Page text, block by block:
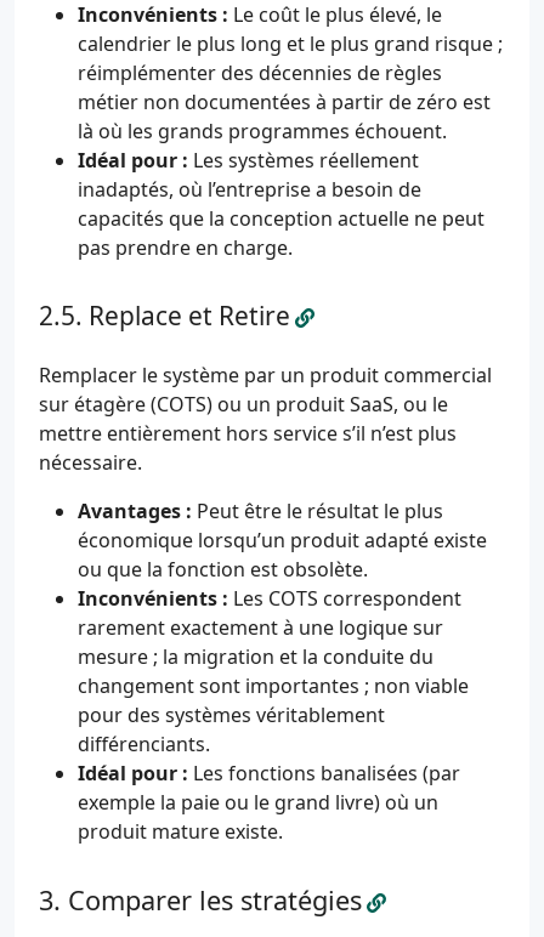
Inconvénients : Le coût le plus élevé, le
calendrier le plus long et le plus grand risque ;
réimplémenter des décennies de règles
métier non documentées à partir de zéro est
là où les grands programmes échouent.
Idéal pour : Les systèmes réellement
inadaptés, où l’entreprise a besoin de
capacités que la conception actuelle ne peut
pas prendre en charge.
Replace et Retire
Remplacer le système par un produit commercial
sur étagère (COTS) ou un produit SaaS, ou le
mettre entièrement hors service s’il n’est plus
nécessaire.
Avantages : Peut être le résultat le plus
économique lorsqu’un produit adapté existe
ou que la fonction est obsolète.
Inconvénients : Les COTS correspondent
rarement exactement à une logique sur
mesure ; la migration et la conduite du
changement sont importantes ; non viable
pour des systèmes véritablement
différenciants.
Idéal pour : Les fonctions banalisées (par
exemple la paie ou le grand livre) où un
produit mature existe.
Comparer les stratégies